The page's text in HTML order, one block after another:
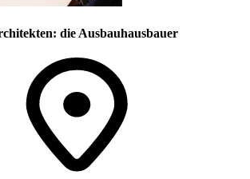
die Ausbauhausbauer